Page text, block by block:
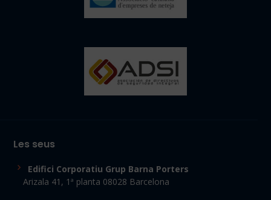
Les seus
Edifici Corporatiu Grup Barna Porters
Arizala 41, 1ª planta 08028 Barcelona